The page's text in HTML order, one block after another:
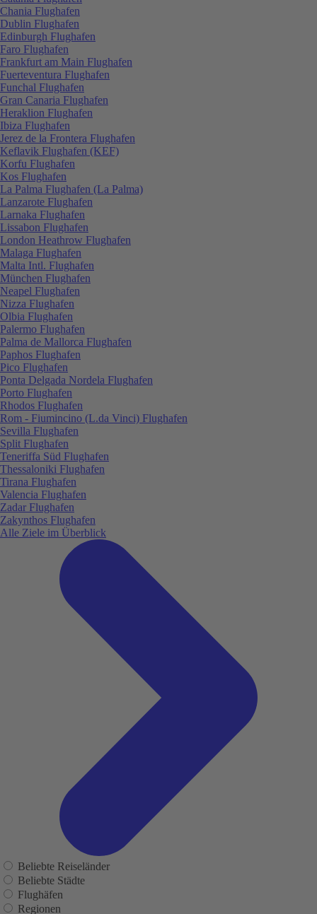
Chania Flughafen
Dublin Flughafen
Edinburgh Flughafen
Faro Flughafen
Frankfurt am Main Flughafen
Fuerteventura Flughafen
Funchal Flughafen
Gran Canaria Flughafen
Heraklion Flughafen
Ibiza Flughafen
Jerez de la Frontera Flughafen
Keflavik Flughafen (KEF)
Korfu Flughafen
Kos Flughafen
La Palma Flughafen (La Palma)
Lanzarote Flughafen
Larnaka Flughafen
Lissabon Flughafen
London Heathrow Flughafen
Malaga Flughafen
Malta Intl. Flughafen
München Flughafen
Neapel Flughafen
Nizza Flughafen
Olbia Flughafen
Palermo Flughafen
Palma de Mallorca Flughafen
Paphos Flughafen
Pico Flughafen
Ponta Delgada Nordela Flughafen
Porto Flughafen
Rhodos Flughafen
Rom - Fiumincino (L.da Vinci) Flughafen
Sevilla Flughafen
Split Flughafen
Teneriffa Süd Flughafen
Thessaloniki Flughafen
Tirana Flughafen
Valencia Flughafen
Zadar Flughafen
Zakynthos Flughafen
Alle Ziele im Überblick
Beliebte Reiseländer
Beliebte Städte
Flughäfen
Regionen